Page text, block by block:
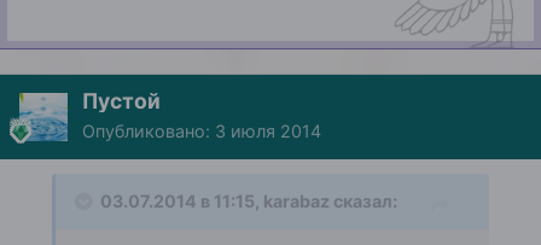
Пустой
Опубликовано: 3 июля 2014
03.07.2014 в 11:15, karabaz сказал: